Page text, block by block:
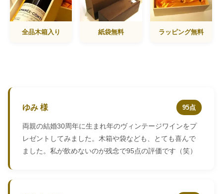
全品木箱入り 紙袋無料 ラッピング無料
ゆみ 様 95点
両親の結婚30周年に生まれ年のヴィンテージワインをプ
レゼントしてみました。木箱や袋なども、とても喜んで
ました。私が飲めないのが残念で95点の評価です（笑）